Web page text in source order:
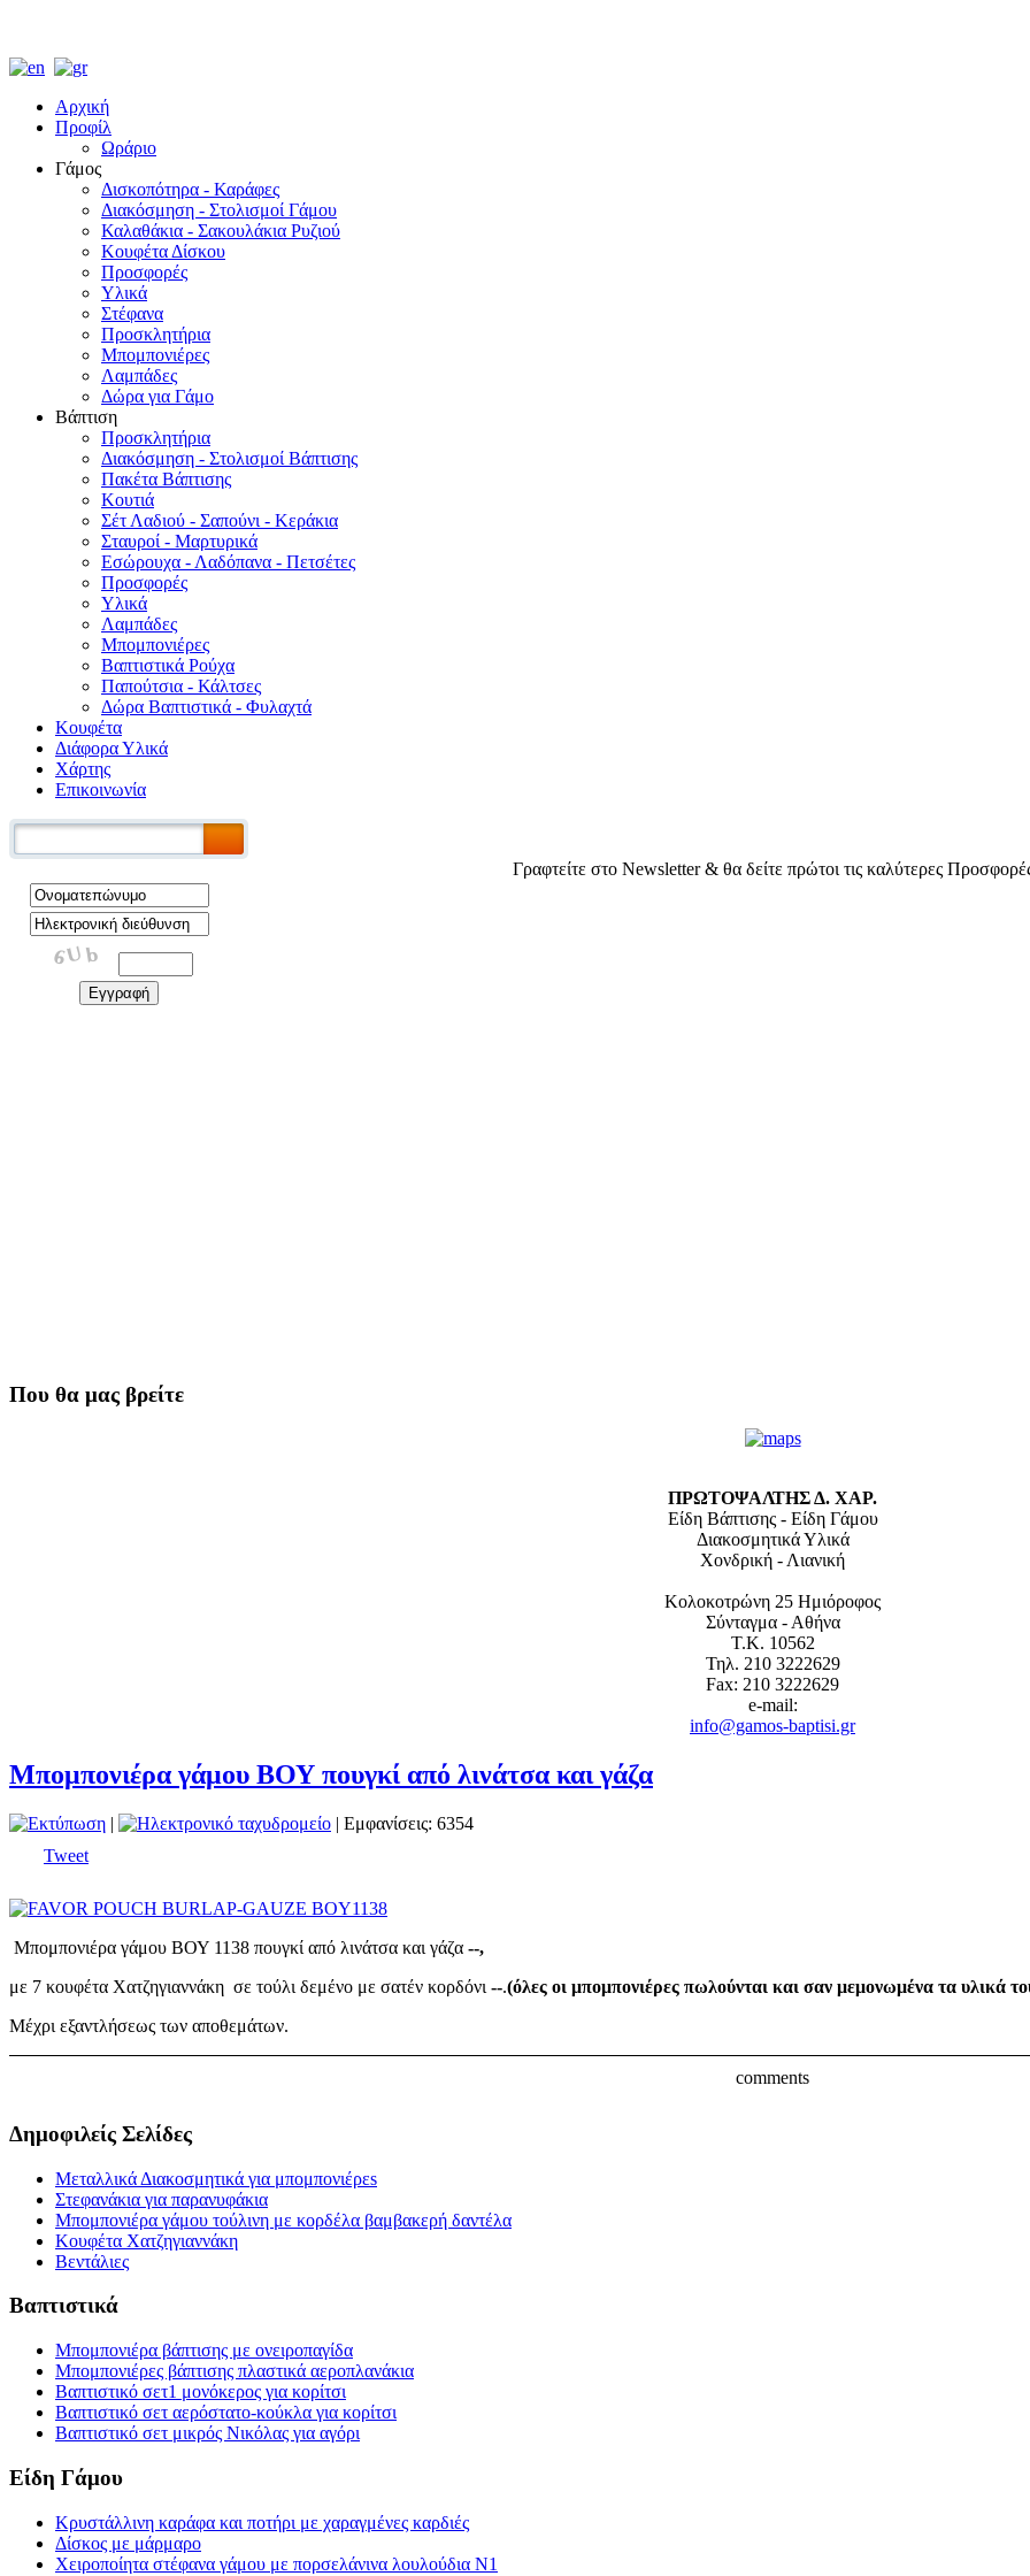
Αρχική
Προφίλ
Ωράριο
Γάμος
Δισκοπότηρα - Καράφες
Διακόσμηση - Στολισμοί Γάμου
Καλαθάκια - Σακουλάκια Ρυζιού
Κουφέτα Δίσκου
Προσφορές
Υλικά
Στέφανα
Προσκλητήρια
Μπομπονιέρες
Λαμπάδες
Δώρα για Γάμο
Βάπτιση
Προσκλητήρια
Διακόσμηση - Στολισμοί Βάπτισης
Πακέτα Βάπτισης
Κουτιά
Σέτ Λαδιού - Σαπούνι - Κεράκια
Σταυροί - Μαρτυρικά
Εσώρουχα - Λαδόπανα - Πετσέτες
Προσφορές
Υλικά
Λαμπάδες
Μπομπονιέρες
Βαπτιστικά Ρούχα
Παπούτσια - Κάλτσες
Δώρα Βαπτιστικά - Φυλαχτά
Κουφέτα
Διάφορα Υλικά
Χάρτης
Επικοινωνία
Γραφτείτε στο Νewsletter & θα δείτε πρώτοι τις καλύτερες
Που θα μας βρείτε
ΠΡΩΤΟΨΑΛΤΗΣ Δ. ΧΑΡ.
Είδη Βάπτισης - Είδη Γάμου
Διακοσμητικά Υλικά
Χονδρική - Λιανική
Κολοκοτρώνη 25 Ημιόροφος
Σύνταγμα - Αθήνα
Τ.Κ. 10562
Τηλ. 210 3222629
Fax: 210 3222629
e-mail:
info@gamos-baptisi.gr
Μπομπονιέρα γάμου ΒΟΥ πουγκί από λινάτσα και γάζα
|
| Εμφανίσεις: 6354
Tweet
Μπομπονιέρα γάμου ΒΟΥ 1138 πουγκί από λινάτσα και γάζα --,
με 7 κουφέτα Χατζηγιαννάκη σε τούλι δεμένο με σατέν κορδόνι --.(όλες οι μπομπονιέρες πωλούνται και σαν μεμονωμένα τα υλικά
Μέχρι εξαντλήσεως των αποθεμάτων.
comments
Δημοφιλείς Σελίδες
Μεταλλικά Διακοσμητικά για μπομπονιέρεs
Στεφανάκια για παρανυφάκια
Μπομπονιέρα γάμου τούλινη με κορδέλα βαμβακερή δαντέλα
Κουφέτα Χατζηγιαννάκη
Βεντάλιες
Βαπτιστικά
Μπομπονιέρα βάπτισης με ονειροπαγίδα
Μπομπονιέρες βάπτισης πλαστικά αεροπλανάκια
Βαπτιστικό σετ1 μονόκερος για κορίτσι
Βαπτιστικό σετ αερόστατο-κούκλα για κορίτσι
Βαπτιστικό σετ μικρός Νικόλας για αγόρι
Είδη Γάμου
Κρυστάλλινη καράφα και ποτήρι με χαραγμένες καρδιές
Δίσκος με μάρμαρο
Χειροποίητα στέφανα γάμου με πορσελάνινα λουλούδια Ν1